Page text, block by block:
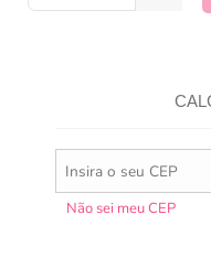
Não sei meu CEP